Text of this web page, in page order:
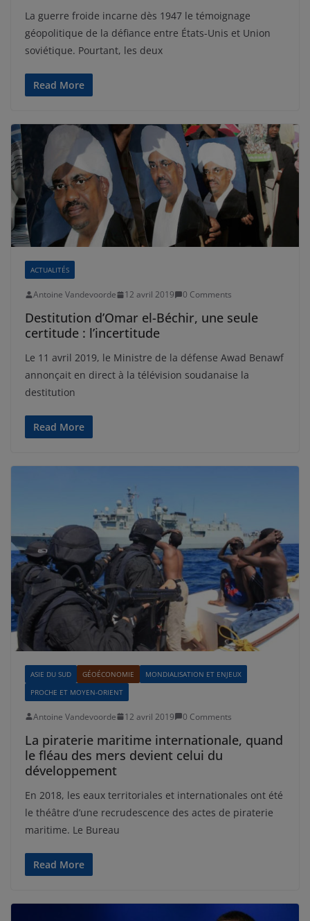
La guerre froide incarne dès 1947 le témoignage
géopolitique de la défiance entre États-Unis et Union
soviétique. Pourtant, les deux
Read More
ACTUALITÉS
Antoine Vandevoorde 12 avril 2019 0 Comments
Destitution d’Omar el-Béchir, une seule
certitude : l’incertitude
Le 11 avril 2019, le Ministre de la défense Awad Benawf
annonçait en direct à la télévision soudanaise la
destitution
Read More
ASIE DU SUD GÉOÉCONOMIE
MONDIALISATION ET ENJEUX
PROCHE ET MOYEN-ORIENT
Antoine Vandevoorde 12 avril 2019 0 Comments
La piraterie maritime internationale, quand
le fléau des mers devient celui du
développement
En 2018, les eaux territoriales et internationales ont été
le théâtre d’une recrudescence des actes de piraterie
maritime. Le Bureau
Read More